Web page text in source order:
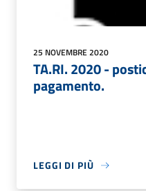
25 NOVEMBRE 2020
TA.RI. 2020 -
pagamento.
LEGGI DI PIÙ